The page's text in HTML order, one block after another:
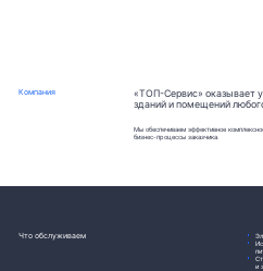
Компания
«ТОП-Сервис» оказывает
зданий и помещений
Мы обеспечиваем эффективное
бизнес-процессы заказчика.
Что обслуживаем
и